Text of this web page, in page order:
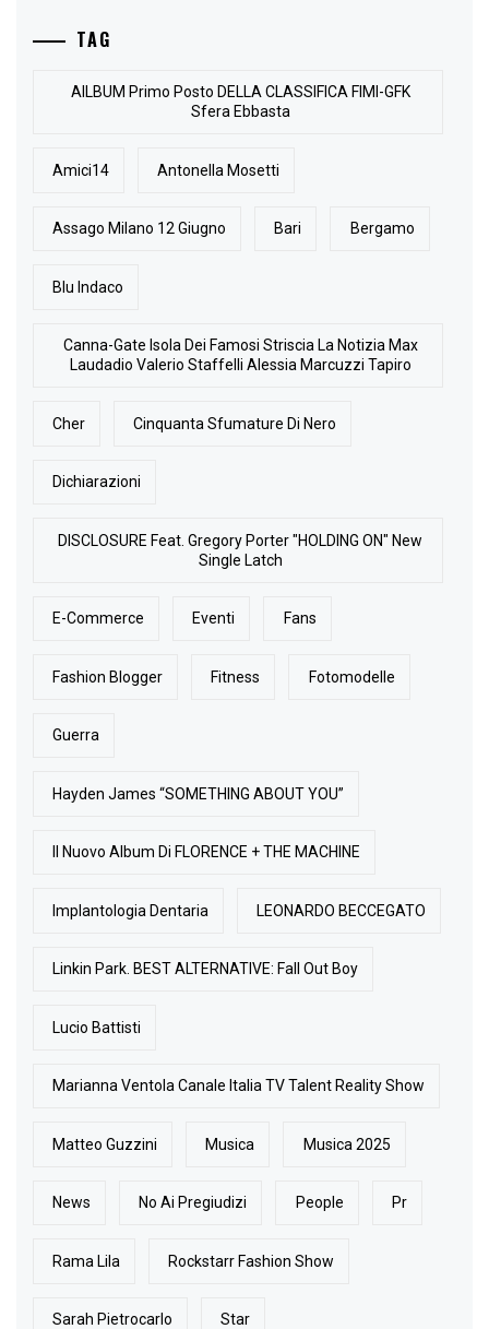
TAG
AlLBUM Primo Posto DELLA CLASSIFICA FIMI-GFK
Sfera Ebbasta
Amici14 Antonella Mosetti
Assago Milano 12 Giugno Bari Bergamo
Blu Indaco
Canna-Gate Isola Dei Famosi Striscia La Notizia Max
Laudadio Valerio Staffelli Alessia Marcuzzi Tapiro
Cher Cinquanta Sfumature Di Nero
Dichiarazioni
DISCLOSURE Feat. Gregory Porter "HOLDING ON" New
Single Latch
E-Commerce Eventi Fans
Fashion Blogger Fitness Fotomodelle
Guerra
Hayden James “SOMETHING ABOUT YOU”
Il Nuovo Album Di FLORENCE + THE MACHINE
Implantologia Dentaria LEONARDO BECCEGATO
Linkin Park. BEST ALTERNATIVE: Fall Out Boy
Lucio Battisti
Marianna Ventola Canale Italia TV Talent Reality Show
Matteo Guzzini Musica Musica 2025
News No Ai Pregiudizi People Pr
Rama Lila Rockstarr Fashion Show
Sarah Pietrocarlo Star